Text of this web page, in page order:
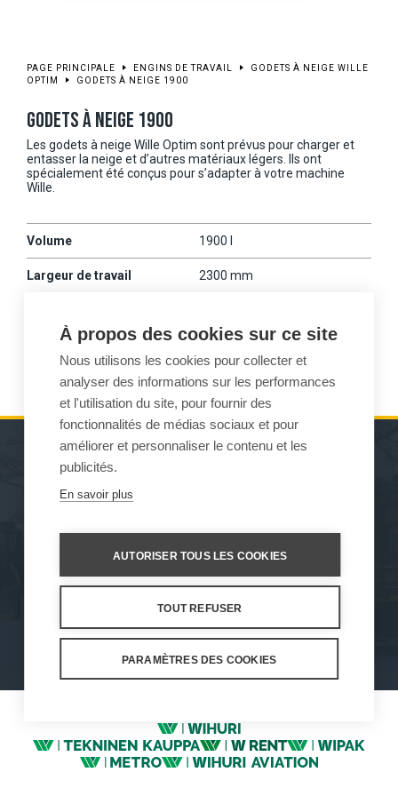
PAGE PRINCIPALE ENGINS DE TRAVAIL
GODETS À NEIGE WILLE
OPTIM
GODETS À NEIGE 1900
GODETS À NEIGE 1900
Les godets à neige Wille Optim sont prévus pour charger et
entasser la neige et d’autres matériaux légers. Ils ont
spécialement été conçus pour s’adapter à votre machine
Wille.
Volume 1900 l
Largeur de travail 2300 mm
Machines Wille
compatibles
675
MACHINES D’ENTRETIEN
DE L’ENVIRONNEMENT
ENGINS DE TRAVAIL
VENTES
À PROPOS DE NOUS
Protection des donnéesConditions d'utilisation
Paramètres des cookies
À propos des cookies sur ce site
Nous utilisons les cookies pour collecter et
analyser des informations sur les performances
et l'utilisation du site, pour fournir des
fonctionnalités de médias sociaux et pour
améliorer et personnaliser le contenu et les
publicités.
En savoir plus
AUTORISER TOUS LES COOKIES
TOUT REFUSER
PARAMÈTRES DES COOKIES